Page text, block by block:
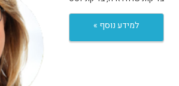
למידע נוסף »